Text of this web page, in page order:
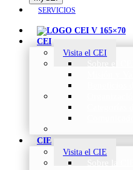
SERVICIOS
CEI
Visita el CEI
CIE
Visita el CIE